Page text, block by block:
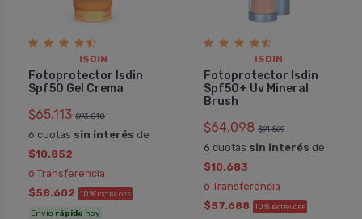
ISDIN
Fotoprotector Isdin
Spf50 Gel Crema
$65.113 $93.018
6 cuotas sin interés de
$10.852
ó Transferencia
$58.602 10% EXTRA OFF
Envío rápido hoy
ISDIN
Fotoprotector Isdin
Spf50+ Uv Mineral
Brush
$64.098 $91.569
6 cuotas sin interés de
$10.683
ó Transferencia
$57.688 10% EXTRA OFF